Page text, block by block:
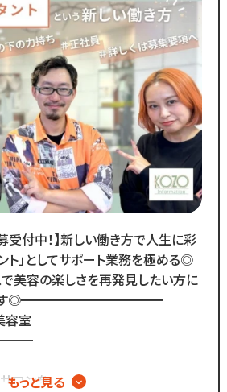
￣￣￣￣
酬
人以上（4店舗平均）
な雰囲気を
◆
￣￣￣￣
信中♪
職場の雰囲気、
の様子など、
覧いただけます☆
さい♪
」
」
受付中！】新しい働き方で人生に彩
ント」としてサポート業務を極める◎
美容の楽しさを再発見したい方に
方です◎━━━━━━━━━━━
容室
ロンを
もっと見る